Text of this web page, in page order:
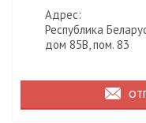
Адрес:
Республика
дом 85В, пом. 83